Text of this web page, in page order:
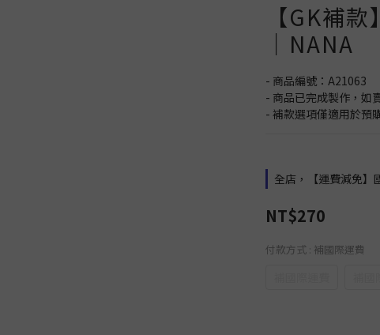
【GK補
｜NANA
- 商品編號：A21063
- 商品已完成製作，如
- 補款選項僅適用於預
全店，【運費減免】
NT$270
付款方式 : 補國際運費